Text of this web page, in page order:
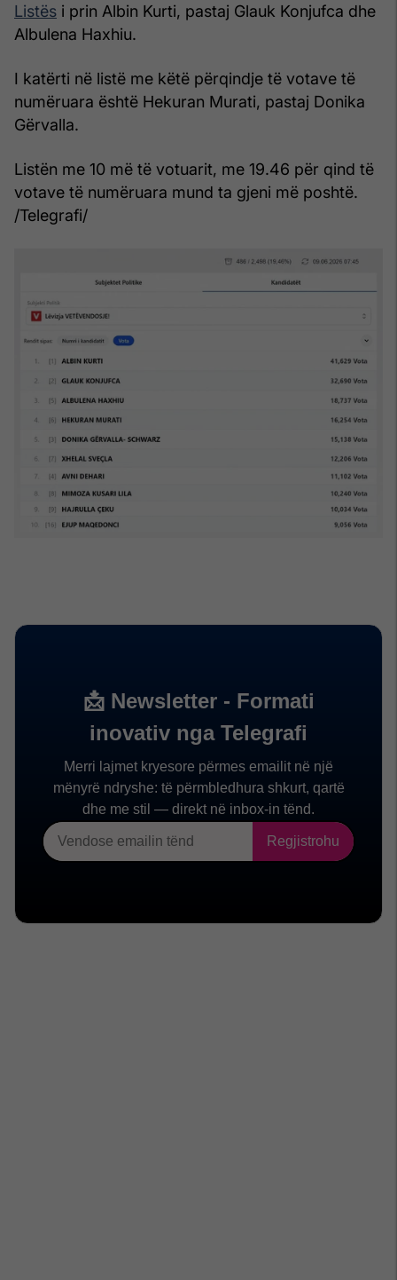
Listës i prin Albin Kurti, pastaj Glauk Konjufca dhe
Albulena Haxhiu.
I katërti në listë me këtë përqindje të votave të
numëruara është Hekuran Murati, pastaj Donika
Gërvalla.
Listën me 10 më të votuarit, me 19.46 për qind të
votave të numëruara mund ta gjeni më poshtë.
/Telegrafi/